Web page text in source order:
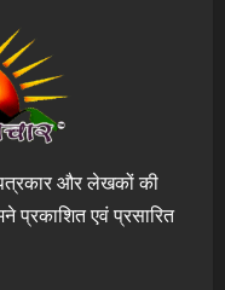
और लेखकों की
एवं प्रसारित